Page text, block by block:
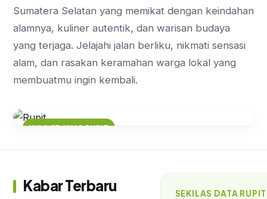
Sumatera Selatan yang memikat dengan keindahan
alamnya, kuliner autentik, dan warisan budaya
yang terjaga. Jelajahi jalan berliku, nikmati sensasi
alam, dan rasakan keramahan warga lokal yang
membuatmu ingin kembali.
KULINER KHAS RUPIT
Rupit
Kabar Terbaru SEKILAS DATA RUPIT